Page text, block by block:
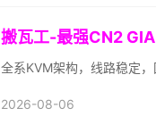
搬瓦工-最强CN2
全系KVM架构，线路稳定
2026-08-06